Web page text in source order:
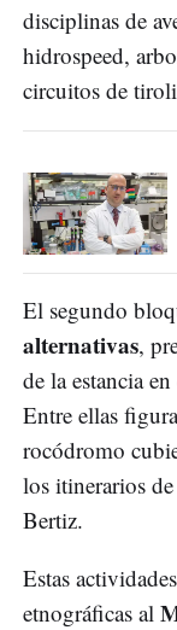
disciplinas de
hidrospeed,
circuitos de
El segundo
alternativas,
de la estancia
Entre ellas
rocódromo
los itinerarios
Bertiz.
Estas
etnográficas al